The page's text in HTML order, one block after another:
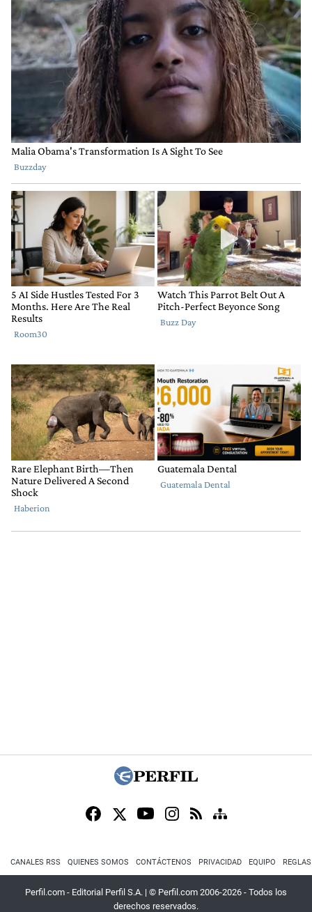
CANALES RSS QUIENES SOMOS CONTÁCTENOS PRIVACIDAD EQUIPO
Perfil.com - Editorial Perfil S.A. | © Perfil.com 2006-2026 - Todos los
derechos reservados.